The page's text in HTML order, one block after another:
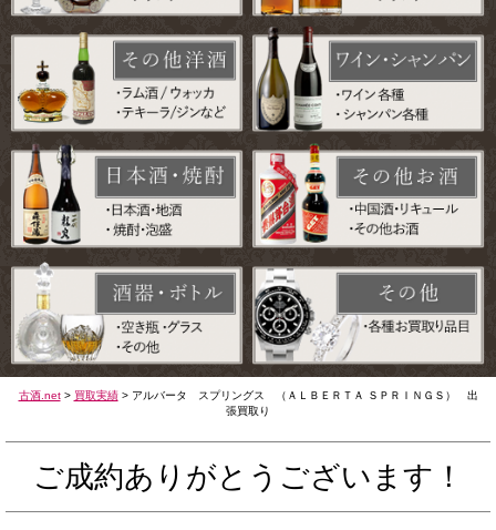
古酒.net> 買取実績> アルバータ スプリングス （ＡＬＢＥＲＴＡ ＳＰＲＩＮＧＳ） 出
張買取り
ご成約ありがとうございます！